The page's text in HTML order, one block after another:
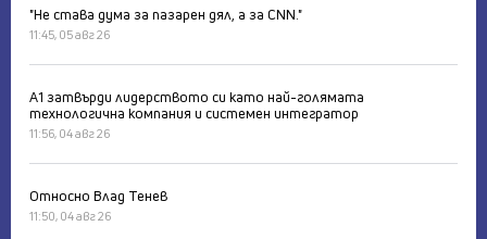
"Не става дума за пазарен дял, а за CNN."
11:45, 05 авг 26
А1 затвърди лидерството си като най-голямата
технологична компания и системен интегратор
11:56, 04 авг 26
Относно Влад Тенев
11:50, 04 авг 26